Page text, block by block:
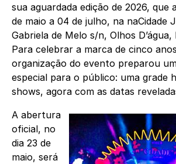
sua aguardada edição de 2026, que
de maio a 04 de julho, na naCidade
Gabriela de Melo s/n, Olhos
Para celebrar a marca de cinco
organização do evento preparou
especial para o público: uma grade
shows, agora com as datas
A abertura
oficial, no
dia 23 de
maio, será